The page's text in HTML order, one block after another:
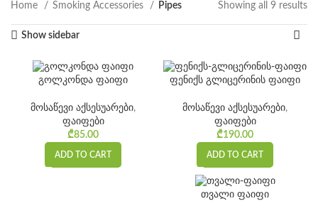
Home Smoking Accessories Pipes Showing all 9 results
Show sidebar
გოლკონდა ფაიფი
მოსაწევი აქსესუარები,
ფაიფები
₾85.00
ADD TO CART
ფენიქს გლიცერინის ფაიფი
მოსაწევი აქსესუარები,
ფაიფები
₾190.00
ADD TO CART
თვალი ფაიფი